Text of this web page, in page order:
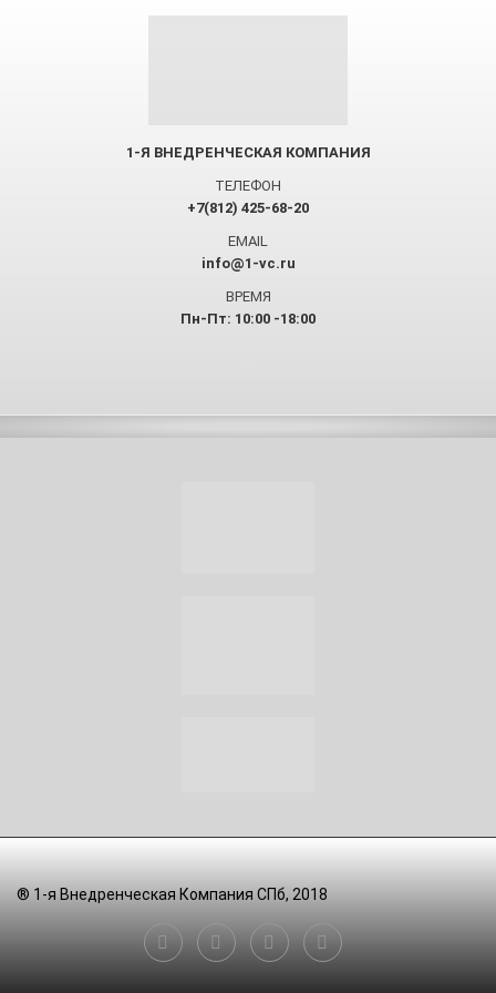
1-Я ВНЕДРЕНЧЕСКАЯ КОМПАНИЯ
ТЕЛЕФОН
+7(812) 425-68-20
EMAIL
info@1-vc.ru
ВРЕМЯ
Пн-Пт: 10:00 -18:00
® 1-я Внедренческая Компания СПб, 2018